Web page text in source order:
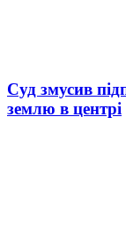
Суд змусив
землю в центрі